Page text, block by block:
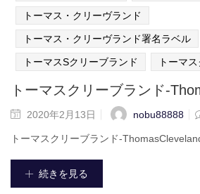
トーマス・クリーヴランド
トーマス・クリーヴランド署名ラベル
トーマスSクリーブランド トーマ
トーマスクリーブランド-
2020年2月13日 nobu88888
トーマスクリーブランド-
続きを見る